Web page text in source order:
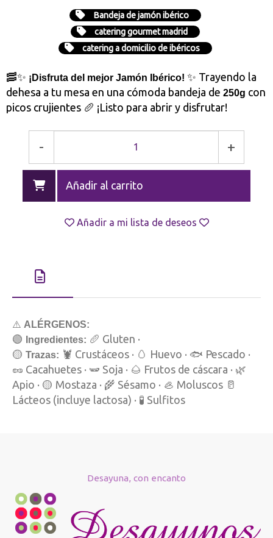
Bandeja de jamón ibérico
catering gourmet madrid
catering a domicilio de ibéricos
🥓✨ ¡Disfruta del mejor Jamón Ibérico! ✨ Trayendo la
dehesa a tu mesa en una cómoda bandeja de 250g con
picos crujientes 🥖 ¡Listo para abrir y disfrutar!
- +
Añadir al carrito
Añadir a mi lista de deseos
⚠️ ALÉRGENOS:
🟢 Ingredientes: 🥖 Gluten ·
🟡 Trazas: 🦞 Crustáceos · 🥚 Huevo · 🐟 Pescado ·
🥜 Cacahuetes · 🫛 Soja · 🌰 Frutos de cáscara · 🌿
Apio · 🟡 Mostaza · 🌾 Sésamo · 🦪 Moluscos 🥛
Lácteos (incluye lactosa) · 🧪 Sulfitos
Desayuna, con encanto